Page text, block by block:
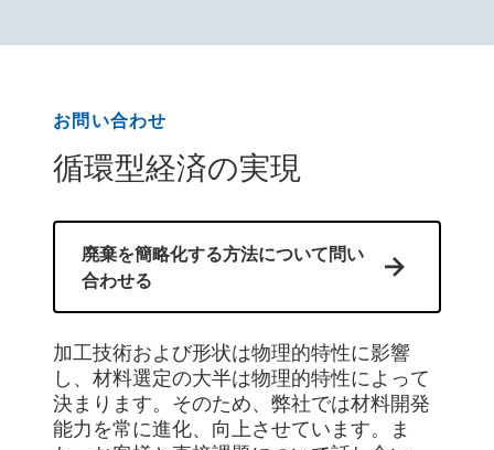
お問い合わせ
循環型経済の実現
廃棄を簡略化する方法について問い
合わせる
加工技術および形状は物理的特性に影響
し、材料選定の大半は物理的特性によって
決まります。そのため、弊社では材料開発
能力を常に進化、向上させています。ま